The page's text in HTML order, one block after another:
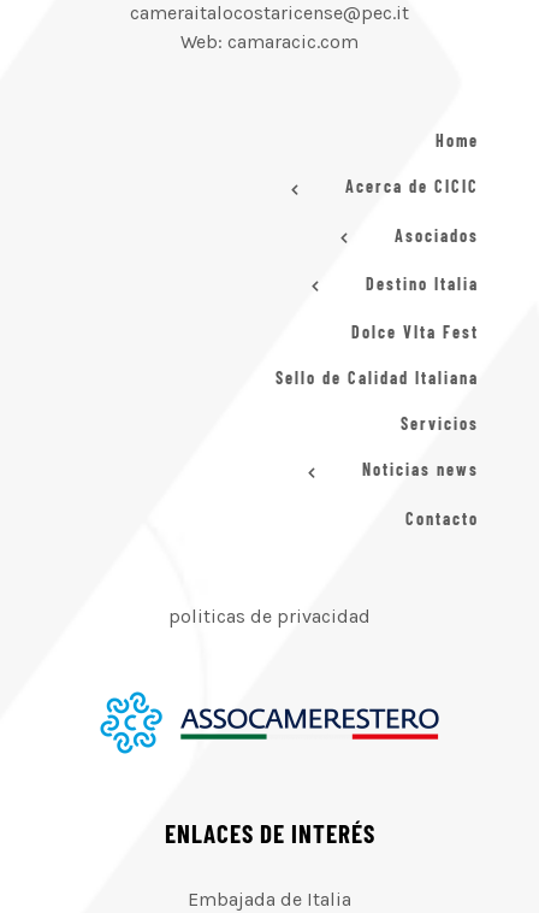
cameraitalocostaricense@pec.it
Web: camaracic.com
Home
Acerca de CICIC
Asociados
Destino Italia
Dolce VIta Fest
Sello de Calidad Italiana
Servicios
Noticias news
Contacto
politicas de privacidad
ENLACES DE INTERÉS
Embajada de Italia